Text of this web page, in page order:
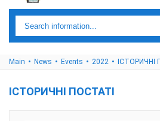
Main News Events 2022 ІСТОРИЧНІ
ІСТОРИЧНІ ПОСТАТІ